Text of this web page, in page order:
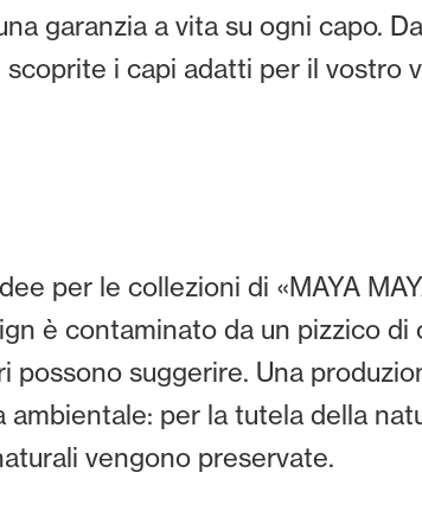
garanzia a vita su ogni capo.
i capi adatti per il vostro
per le collezioni di «MAYA
è contaminato da un pizzico
possono suggerire. Una
per la tutela della
vengono preservate.